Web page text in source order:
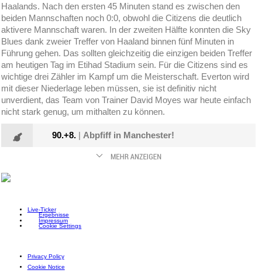
Haalands. Nach den ersten 45 Minuten stand es zwischen den
beiden Mannschaften noch 0:0, obwohl die Citizens die deutlich
aktivere Mannschaft waren. In der zweiten Hälfte konnten die Sky
Blues dank zweier Treffer von Haaland binnen fünf Minuten in
Führung gehen. Das sollten gleichzeitig die einzigen beiden Treffer
am heutigen Tag im Etihad Stadium sein. Für die Citizens sind es
wichtige drei Zähler im Kampf um die Meisterschaft. Everton wird
mit dieser Niederlage leben müssen, sie ist definitiv nicht
unverdient, das Team von Trainer David Moyes war heute einfach
nicht stark genug, um mithalten zu können.
90.+8. | Abpfiff in Manchester!
Live-Ticker
Ergebnisse
Impressum
Cookie Settings
Privacy Policy
Cookie Notice